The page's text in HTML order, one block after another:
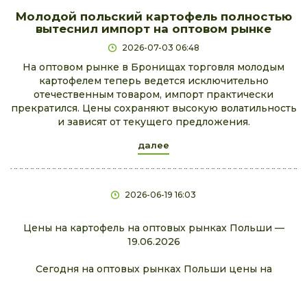
Молодой польский картофель полностью
вытеснил импорт на оптовом рынке
2026-07-03 06:48
На оптовом рынке в Бронищах торговля молодым
картофелем теперь ведется исключительно
отечественным товаром, импорт практически
прекратился. Цены сохраняют высокую волатильность
и зависят от текущего предложения.
далее
2026-06-19 16:03
Цены на картофель на оптовых рынках Польши —
19.06.2026
Сегодня на оптовых рынках Польши цены на